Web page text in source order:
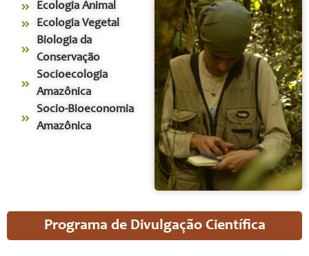
Ecologia Animal
Ecologia Vegetal
Biologia da
Conservação
Socioecologia
Amazônica
Socio-Bioeconomia
Amazônica
Programa de Divulgação Científica